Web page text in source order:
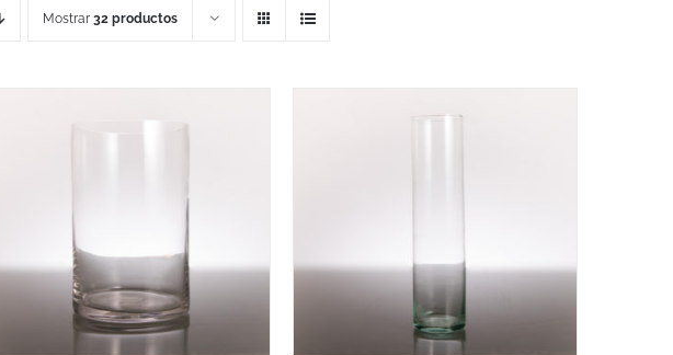
Mostrar 32 productos